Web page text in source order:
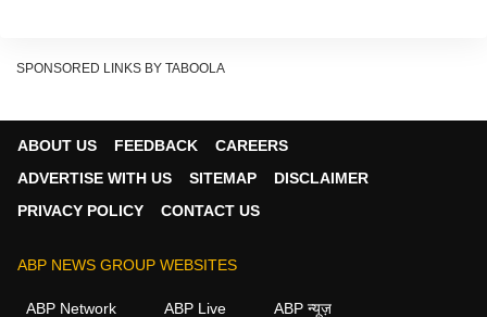
Show Quick Read
SPONSORED LINKS BY TABOOLA
ABOUT US FEEDBACK
CAREERS
ADVERTISE WITH US
SITEMAP
DISCLAIMER
PRIVACY POLICY
CONTACT US
ABP NEWS GROUP WEBSITES
ABP Network ABP Live ABP न्यूज़